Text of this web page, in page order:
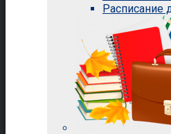
Расписание